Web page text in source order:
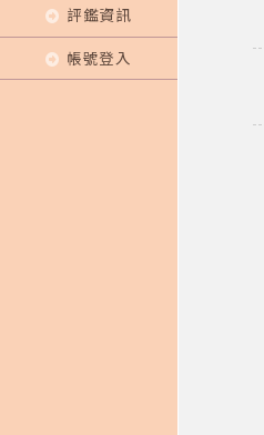
評鑑資訊
帳號登入